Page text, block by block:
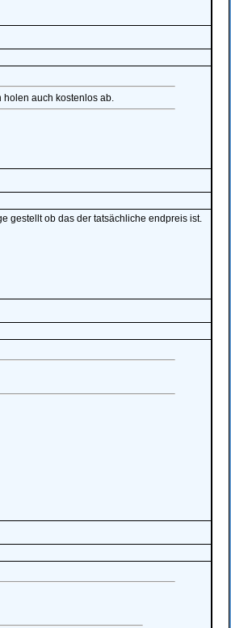
auch kostenlos ab.
gestellt ob das der tatsächliche endpreis ist.